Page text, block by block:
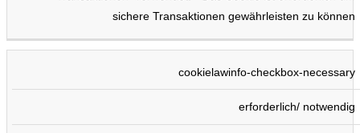
sichere Transaktionen gewährleisten zu können
cookielawinfo-checkbox-necessary
erforderlich/ notwendig